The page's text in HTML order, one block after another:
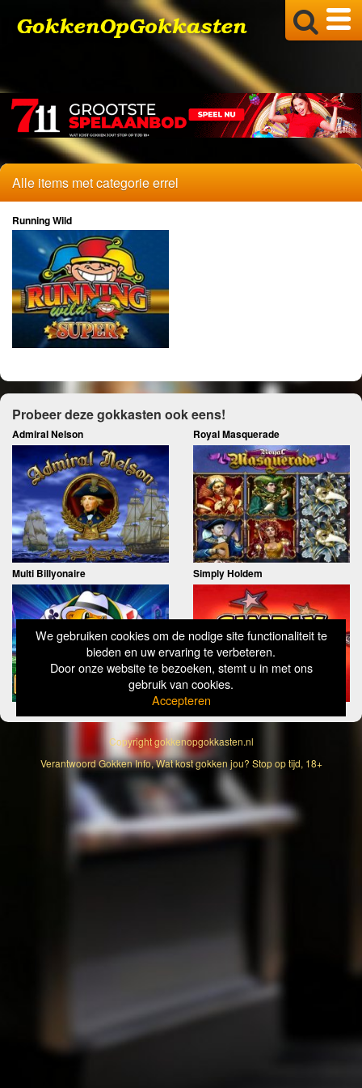
We gebruiken cookies om de nodige site functionaliteit te
bieden en uw ervaring te verbeteren.
Door onze website te bezoeken, stemt u in met ons
gebruik van cookies.
Accepteren
Alle items met categorie errel
Running Wild
Probeer deze gokkasten ook eens!
Admiral Nelson Royal Masquerade
Multi Billyonaire Simply Holdem
Copyrightgokkenopgokkasten.nl
Verantwoord Gokken Info, Wat kost gokken jou? Stop op tijd, 18+